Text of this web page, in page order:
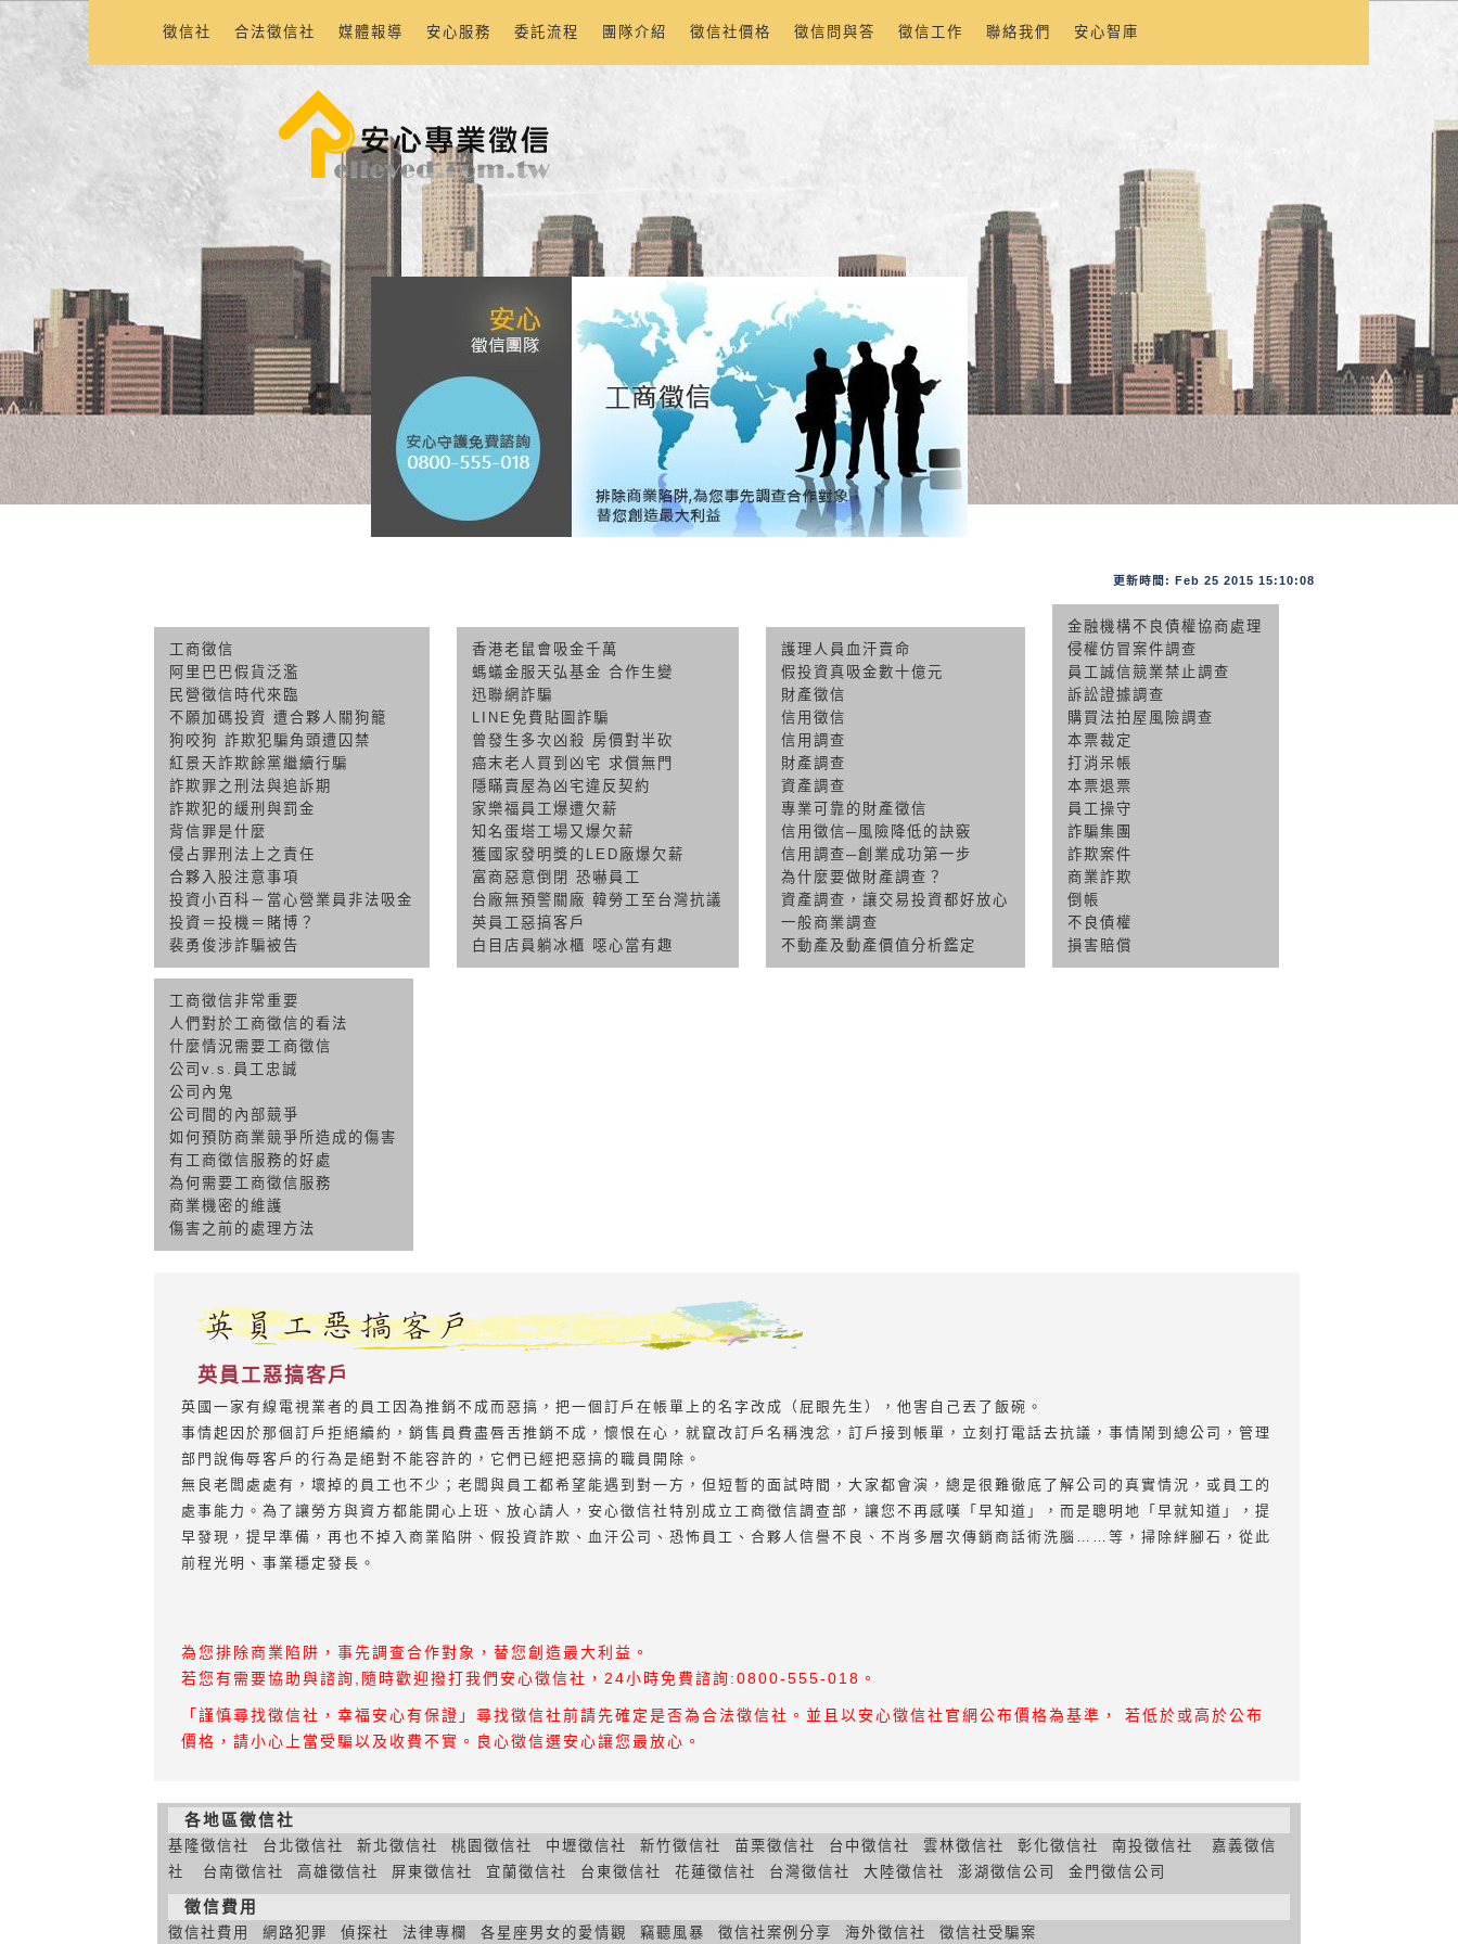
徵信社 合法徵信社 媒體報導 安心服務 委託流程 團隊介紹 徵信社價格 徵信問與答 徵信工作 聯絡我們 安心智庫
更新時間: Feb 25 2015 15:10:08
工商徵信
阿里巴巴假貨泛濫
民營徵信時代來臨
不願加碼投資 遭合夥人關狗籠
狗咬狗 詐欺犯騙角頭遭囚禁
紅景天詐欺餘黨繼續行騙
詐欺罪之刑法與追訴期
詐欺犯的緩刑與罰金
背信罪是什麼
侵占罪刑法上之責任
合夥入股注意事項
投資小百科－當心營業員非法吸金
投資＝投機＝賭博？
裴勇俊涉詐騙被告
香港老鼠會吸金千萬
螞蟻金服天弘基金 合作生變
迅聯網詐騙
LINE免費貼圖詐騙
曾發生多次凶殺 房價對半砍
癌末老人買到凶宅 求償無門
隱瞞賣屋為凶宅違反契約
家樂福員工爆遭欠薪
知名蛋塔工場又爆欠薪
獲國家發明獎的LED廠爆欠薪
富商惡意倒閉 恐嚇員工
台廠無預警關廠 韓勞工至台灣抗議
英員工惡搞客戶
白目店員躺冰櫃 噁心當有趣
護理人員血汗賣命
假投資真吸金數十億元
財產徵信
信用徵信
信用調查
財產調查
資產調查
專業可靠的財產徵信
信用徵信─風險降低的訣竅
信用調查─創業成功第一步
為什麼要做財產調查？
資產調查，讓交易投資都好放心
一般商業調查
不動產及動產價值分析鑑定
金融機構不良債權協商處理
侵權仿冒案件調查
員工誠信競業禁止調查
訴訟證據調查
購買法拍屋風險調查
本票裁定
打消呆帳
本票退票
員工操守
詐騙集團
詐欺案件
商業詐欺
倒帳
不良債權
損害賠償
工商徵信非常重要
人們對於工商徵信的看法
什麼情況需要工商徵信
公司v.s.員工忠誠
公司內鬼
公司間的內部競爭
如何預防商業競爭所造成的傷害
有工商徵信服務的好處
為何需要工商徵信服務
商業機密的維護
傷害之前的處理方法
英員工惡搞客戶
英國一家有線電視業者的員工因為推銷不成而惡搞，把一個訂戶在帳單上的名字改成（屁眼先生），他害自己丟了飯碗。
事情起因於那個訂戶拒絕續約，銷售員費盡唇舌推銷不成，懷恨在心，就竄改訂戶名稱洩忿，訂戶接到帳單，立刻打電話去抗議，事情鬧到總公司，管理
部門說侮辱客戶的行為是絕對不能容許的，它們已經把惡搞的職員開除。
無良老闆處處有，壞掉的員工也不少；老闆與員工都希望能遇到對一方，但短暫的面試時間，大家都會演，總是很難徹底了解公司的真實情況，或員工的
處事能力。為了讓勞方與資方都能開心上班、放心請人，安心徵信社特別成立工商徵信調查部，讓您不再感嘆「早知道」，而是聰明地「早就知道」，提
早發現，提早準備，再也不掉入商業陷阱、假投資詐欺、血汗公司、恐怖員工、合夥人信譽不良、不肖多層次傳銷商話術洗腦……等，掃除絆腳石，從此
前程光明、事業穩定發長。
為您排除商業陷阱，事先調查合作對象，替您創造最大利益。
若您有需要協助與諮詢,隨時歡迎撥打我們安心徵信社，24小時免費諮詢:0800-555-018。
「謹慎尋找徵信社，幸福安心有保證」尋找徵信社前請先確定是否為合法徵信社。並且以安心徵信社官網公布價格為基準， 若低於或高於公布
價格，請小心上當受騙以及收費不實。良心徵信選安心讓您最放心。
各地區徵信社
基隆徵信社 台北徵信社 新北徵信社 桃園徵信社 中壢徵信社 新竹徵信社 苗栗徵信社 台中徵信社 雲林徵信社 彰化徵信社 南投徵信社
嘉義徵信
社
台南徵信社 高雄徵信社 屏東徵信社 宜蘭徵信社 台東徵信社 花蓮徵信社 台灣徵信社 大陸徵信社 澎湖徵信公司 金門徵信公司
徵信費用
徵信社費用 網路犯罪 偵探社 法律專欄 各星座男女的愛情觀 竊聽風暴 徵信社案例分享 海外徵信社 徵信社受騙案